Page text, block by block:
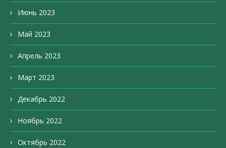
Июнь 2023
Май 2023
Апрель 2023
Март 2023
Декабрь 2022
Ноябрь 2022
Октябрь 2022